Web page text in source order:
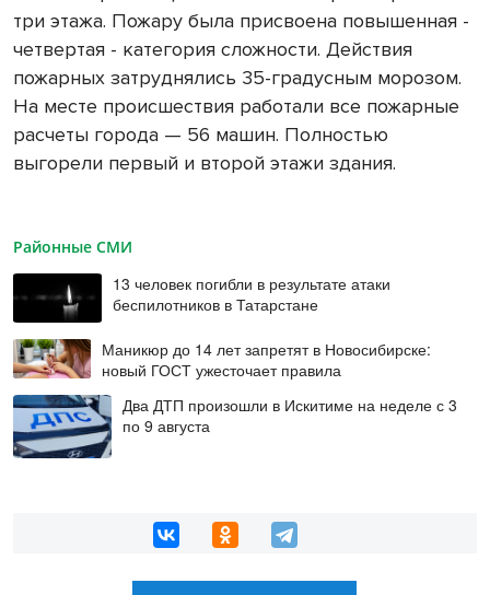
три этажа. Пожару была присвоена повышенная -
четвертая - категория сложности. Действия
пожарных затруднялись 35-градусным морозом.
На месте происшествия работали все пожарные
расчеты города — 56 машин. Полностью
выгорели первый и второй этажи здания.
Районные СМИ
13 человек погибли в результате атаки
беспилотников в Татарстане
Маникюр до 14 лет запретят в Новосибирске:
новый ГОСТ ужесточает правила
Два ДТП произошли в Искитиме на неделе с 3
по 9 августа